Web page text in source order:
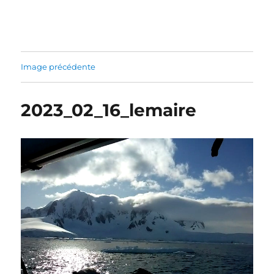
Image précédente
2023_02_16_lemaire